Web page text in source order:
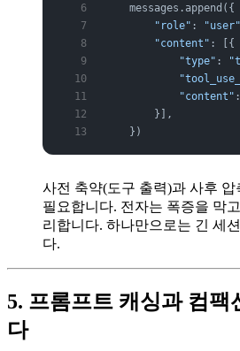
    messages.append({
        "role"
: "user"
        "content"
: [{
            "type"
:
            "content"
        }],
    })
사전 축약(도구 출력)과 사후 압
필요합니다. 전자는 폭증을 막
리합니다. 하나만으로는 긴 세
다.
5. 프롬프트 캐싱과 컴팩
다